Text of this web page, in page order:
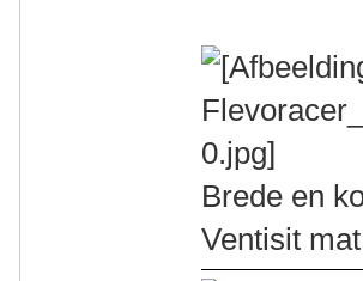
Brede en
Ventisit mat